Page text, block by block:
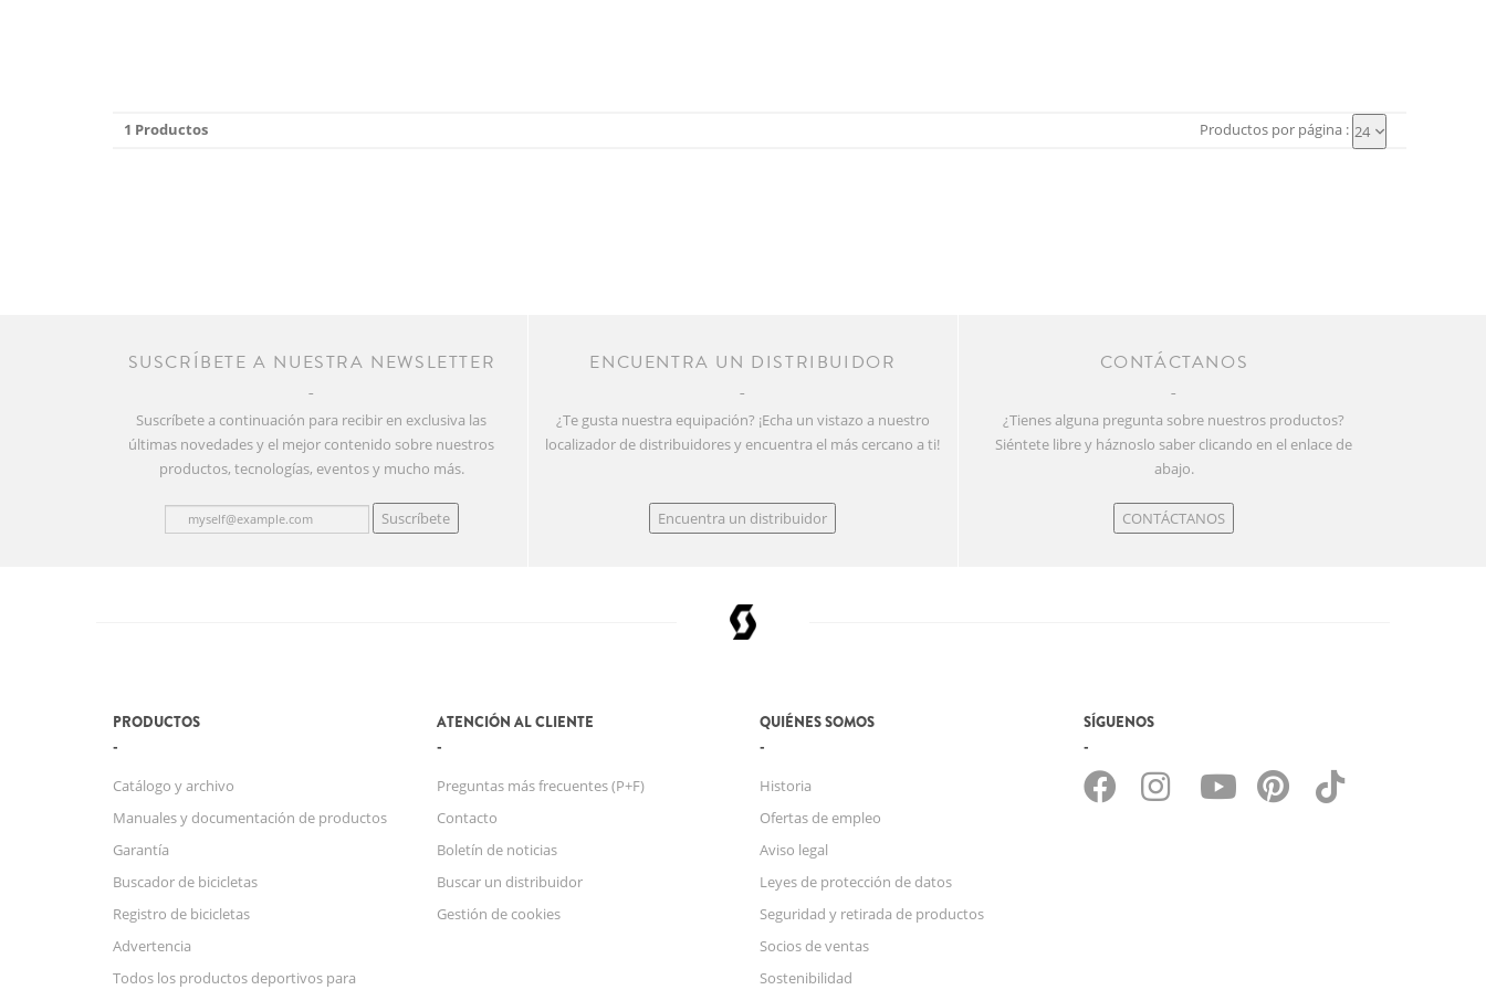
1 Productos Productos por página : 24
SUSCRÍBETE A NUESTRA NEWSLETTER
Suscríbete a continuación para recibir en exclusiva las
últimas novedades y el mejor contenido sobre nuestros
productos, tecnologías, eventos y mucho más.
Suscríbete
ENCUENTRA UN DISTRIBUIDOR
¿Te gusta nuestra equipación? ¡Echa un vistazo a nuestro
localizador de distribuidores y encuentra el más cercano a ti!
Encuentra un distribuidor
CONTÁCTANOS
¿Tienes alguna pregunta sobre nuestros productos?
Siéntete libre y háznoslo saber clicando en el enlace de
abajo.
CONTÁCTANOS
PRODUCTOS
Catálogo y archivo
Manuales y documentación de productos
Garantía
Buscador de bicicletas
Registro de bicicletas
Advertencia
Todos los productos deportivos para
ATENCIÓN AL CLIENTE
Preguntas más frecuentes (P+F)
Contacto
Boletín de noticias
Buscar un distribuidor
Gestión de cookies
QUIÉNES SOMOS
Historia
Ofertas de empleo
Aviso legal
Leyes de protección de datos
Seguridad y retirada de productos
Socios de ventas
Sostenibilidad
SÍGUENOS